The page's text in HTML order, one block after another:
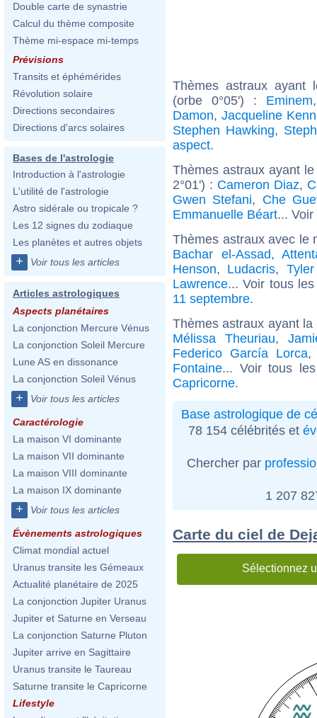
Double carte de synastrie
Calcul du thème composite
Thème mi-espace mi-temps
Prévisions
Transits et éphémérides
Révolution solaire
Directions secondaires
Directions d'arcs solaires
Bases de l'astrologie
Introduction à l'astrologie
L'utilité de l'astrologie
Astro sidérale ou tropicale ?
Les 12 signes du zodiaque
Les planètes et autres objets
+ Voir tous les articles
Articles astrologiques
Aspects planétaires
La conjonction Mercure Vénus
La conjonction Soleil Mercure
Lune AS en dissonance
La conjonction Soleil Vénus
+ Voir tous les articles
Caractérologie
La maison VI dominante
La maison VII dominante
La maison VIII dominante
La maison IX dominante
+ Voir tous les articles
Évènements astrologiques
Climat mondial actuel
Uranus transite les Gémeaux
Actualité planétaire de 2025
La conjonction Jupiter Uranus
Jupiter et Saturne en Verseau
La conjonction Saturne Pluton
Jupiter arrive en Sagittaire
Uranus transite le Taureau
Saturne transite le Capricorne
Lifestyle
Thèmes astraux ayant
(orbe 0°05') : Eminem
Damon, Jacqueline
Stephen Hawking,
aspect.
Thèmes astraux ayant
2°01') : Cameron Diaz,
Gwen Stefani, Che
Emmanuelle Béart...
Thèmes astraux avec le
Bachar el-Assad,
Henson, Ludacris,
Lawrence... Voir tous
11 septembre.
Thèmes astraux ayant
Mélissa Theuriau,
Federico García Lorca
Fontaine... Voir tous
Capricorne.
Base astrologique de
78 154 célébrités et
Chercher par
1 207
Carte du ciel de
Sélectionnez